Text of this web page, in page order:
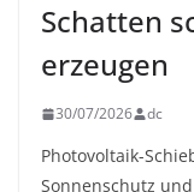
Schatten
erzeugen
30/07/2026 dc
Photovoltaik-
Sonnenschutz